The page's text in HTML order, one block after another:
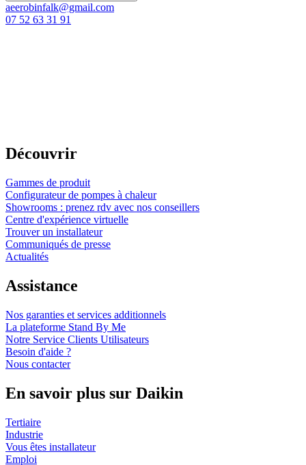
aeerobinfalk@gmail.com
07 52 63 31 91
Découvrir
Gammes de produit
Configurateur de pompes à chaleur
Showrooms : prenez rdv avec nos conseillers
Centre d'expérience virtuelle
Trouver un installateur
Communiqués de presse
Actualités
Assistance
Nos garanties et services additionnels
La plateforme Stand By Me
Notre Service Clients Utilisateurs
Besoin d'aide ?
Nous contacter
En savoir plus sur Daikin
Tertiaire
Industrie
Vous êtes installateur
Emploi